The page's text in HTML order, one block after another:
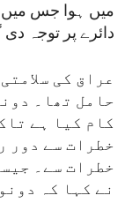
میں ہوا جس میں
دائرے پر توجہ دی
عراق کی
حامل تھا۔
کام کیا ہے
خطرات سے دور
خطرات سے۔
نے کہا کہ